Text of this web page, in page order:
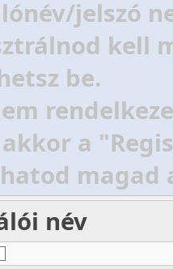
jelszó
kell
be.
akkor a
magad
név